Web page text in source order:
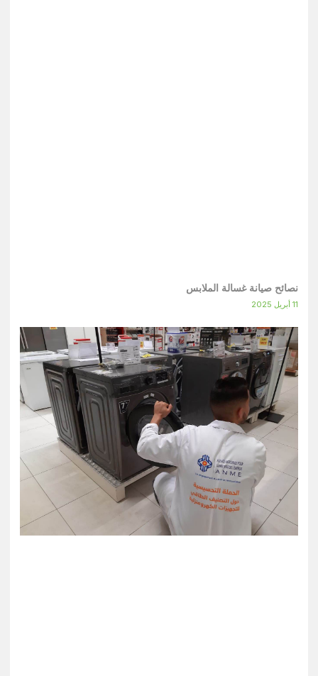
نصائح صيانة غسالة الملابس
11 أبريل 2025